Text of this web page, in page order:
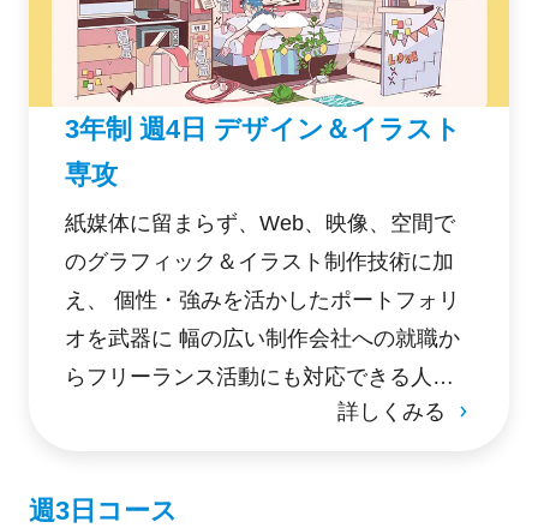
3年制 週4日 デザイン＆イラスト
専攻
紙媒体に留まらず、Web、映像、空間で
のグラフィック＆イラスト制作技術に加
え、 個性・強みを活かしたポートフォリ
オを武器に 幅の広い制作会社への就職か
らフリーランス活動にも対応できる人材
詳しくみる
週3日コース